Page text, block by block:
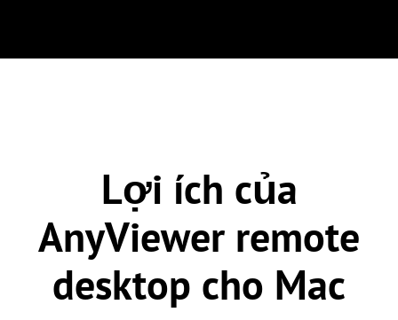
Lợi ích của
AnyViewer remote
desktop cho Mac